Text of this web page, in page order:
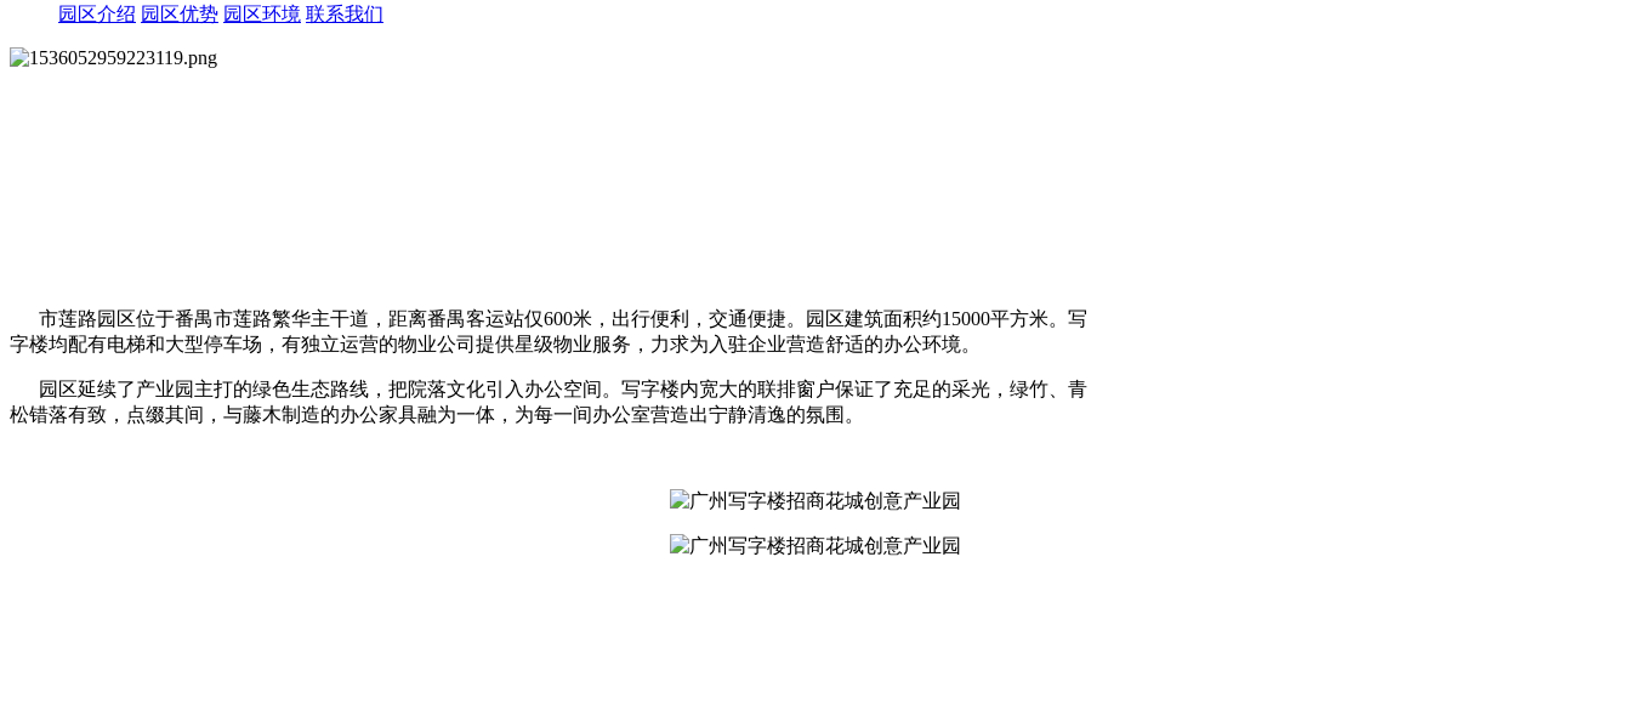
园区介绍 园区优势 园区环境 联系我们
市莲路园区位于番禺市莲路繁华主干道，距离番禺客运站仅600米，出行便利，交通便捷。园区建筑面积约15000平方米。写
字楼均配有电梯和大型停车场，有独立运营的物业公司提供星级物业服务，力求为入驻企业营造舒适的办公环境。
园区延续了产业园主打的绿色生态路线，把院落文化引入办公空间。写字楼内宽大的联排窗户保证了充足的采光，绿竹、青
松错落有致，点缀其间，与藤木制造的办公家具融为一体，为每一间办公室营造出宁静清逸的氛围。